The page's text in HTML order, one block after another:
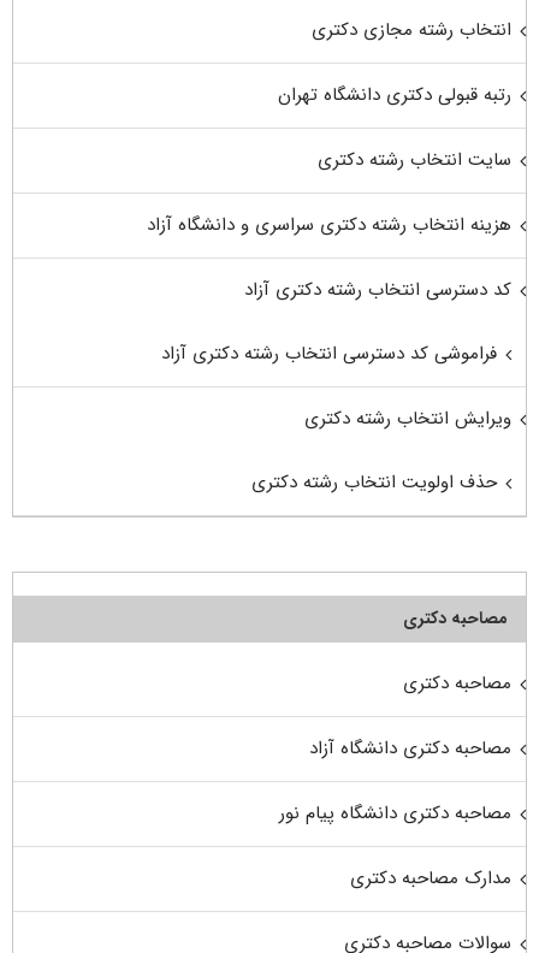
انتخاب رشته مجازی دکتری
رتبه قبولی دکتری دانشگاه تهران
سایت انتخاب رشته دکتری
هزینه انتخاب رشته دکتری سراسری و دانشگاه آزاد
کد دسترسی انتخاب رشته دکتری آزاد
فراموشی کد دسترسی انتخاب رشته دکتری آزاد
ویرایش انتخاب رشته دکتری
حذف اولویت انتخاب رشته دکتری
مصاحبه دکتری
مصاحبه دکتری
مصاحبه دکتری دانشگاه آزاد
مصاحبه دکتری دانشگاه پیام نور
مدارک مصاحبه دکتری
سوالات مصاحبه دکتری